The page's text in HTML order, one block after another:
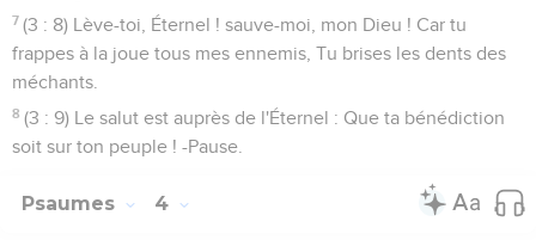
7 (3 : 8) Lève-toi, Éternel ! sauve-moi, mon Dieu ! Car tu
frappes à la joue tous mes ennemis, Tu brises les dents des
méchants.
8 (3 : 9) Le salut est auprès de l'Éternel : Que ta bénédiction
soit sur ton peuple ! -Pause.
Psaumes 4